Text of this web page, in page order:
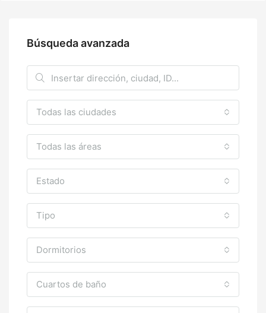
Búsqueda avanzada
Todas las ciudades
Todas las áreas
Estado
Tipo
Dormitorios
Cuartos de baño